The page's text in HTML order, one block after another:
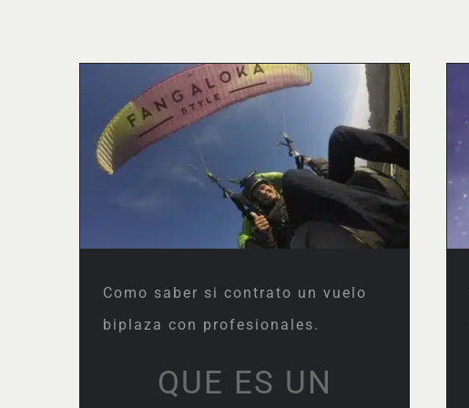
Como saber si contrato un
vuelo biplaza con
profesionales.
Como saber si contrato un vuelo
biplaza con profesionales.
QUE ES UN